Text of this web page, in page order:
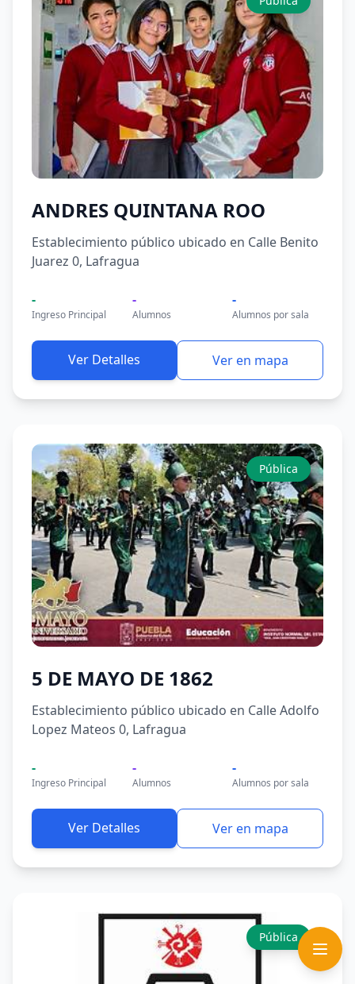
ANDRES QUINTANA ROO
Establecimiento público ubicado en Calle Benito
Juarez 0, Lafragua
-
Ingreso Principal
-
Alumnos
-
Alumnos por sala
Ver Detalles Ver en mapa
Pública
5 DE MAYO DE 1862
Establecimiento público ubicado en Calle Adolfo
Lopez Mateos 0, Lafragua
-
Ingreso Principal
-
Alumnos
-
Alumnos por sala
Ver Detalles Ver en mapa
Pública